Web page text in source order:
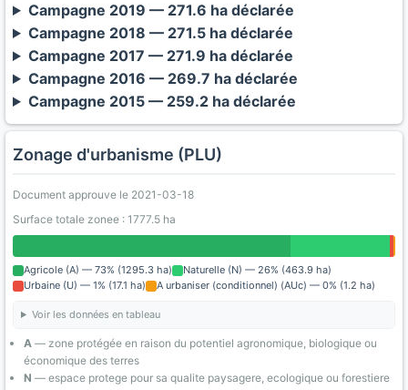
Campagne 2019 — 271.6 ha déclarée
Campagne 2018 — 271.5 ha déclarée
Campagne 2017 — 271.9 ha déclarée
Campagne 2016 — 269.7 ha déclarée
Campagne 2015 — 259.2 ha déclarée
Zonage d'urbanisme (PLU)
Document approuve le 2021-03-18
Surface totale zonee : 1777.5 ha
Agricole (A) — 73% (1295.3 ha)
Naturelle (N) — 26% (463.9 ha)
Urbaine (U) — 1% (17.1 ha)
A urbaniser (conditionnel) (AUc) — 0% (1.2 ha)
Voir les données en tableau
A — zone protégée en raison du potentiel agronomique, biologique ou
économique des terres
N — espace protege pour sa qualite paysagere, ecologique ou forestiere